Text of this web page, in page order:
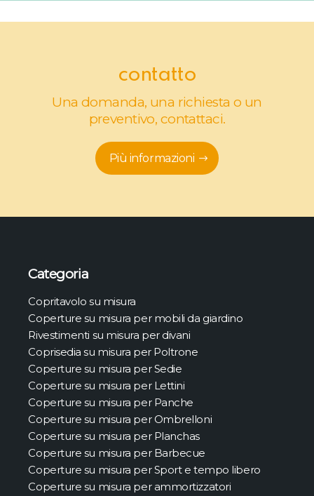
contatto
Una domanda, una richiesta o un
preventivo, contattaci.
Più informazioni
Categoria
Copritavolo su misura
Coperture su misura per mobili da giardino
Rivestimenti su misura per divani
Coprisedia su misura per Poltrone
Coperture su misura per Sedie
Coperture su misura per Lettini
Coperture su misura per Panche
Coperture su misura per Ombrelloni
Coperture su misura per Planchas
Coperture su misura per Barbecue
Coperture su misura per Sport e tempo libero
Coperture su misura per ammortizzatori